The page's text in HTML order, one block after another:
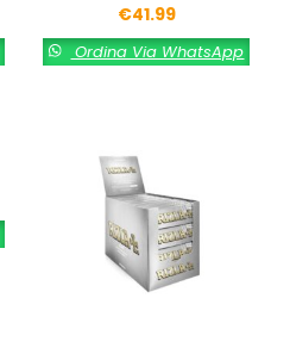
€41.99
Ordina Via WhatsApp